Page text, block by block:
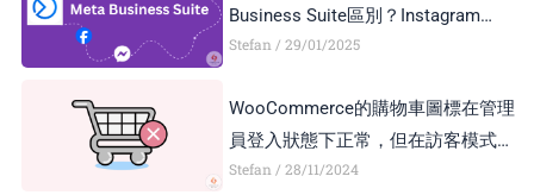
Business Suite區別？Instagram
Business Account和Creator Account
Stefan 29/01/2025
WooCommerce的購物車圖標在管理
員登入狀態下正常，但在訪客模式下
顯示異常，如何解決？
Stefan 28/11/2024